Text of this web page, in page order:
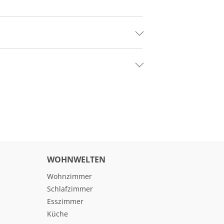
WOHNWELTEN
Wohnzimmer
Schlafzimmer
Esszimmer
Küche